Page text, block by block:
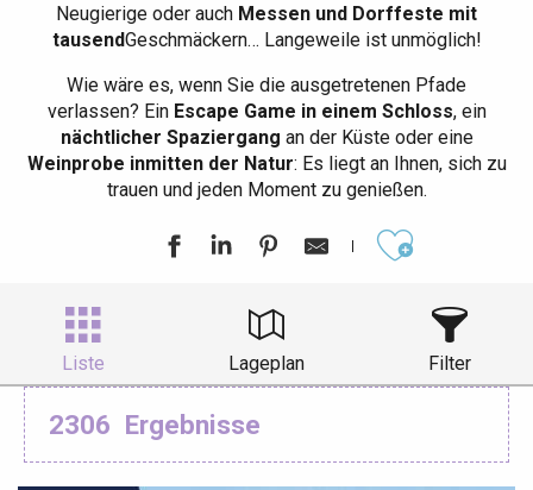
Neugierige oder auch Messen und Dorffeste mit
tausendGeschmäckern… Langeweile ist unmöglich!
Wie wäre es, wenn Sie die ausgetretenen Pfade
verlassen? EinEscape Game in einem Schloss, ein
nächtlicher Spaziergang an der Küste oder eine
Weinprobe inmitten der Natur: Es liegt an Ihnen, sich zu
trauen und jeden Moment zu genießen.
Liste Lageplan Filter
2306 Ergebnisse